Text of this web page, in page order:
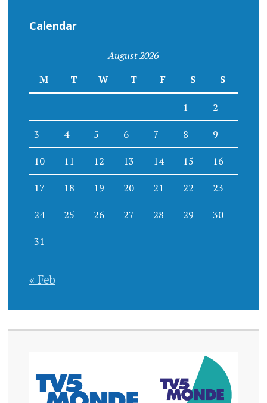
Calendar
August 2026
M
T W T F S S
1 2
3 4 5 6 7 8 9
10 11 12 13 14 15 16
17 18 19 20 21 22 23
24 25 26 27 28 29 30
31
« Feb